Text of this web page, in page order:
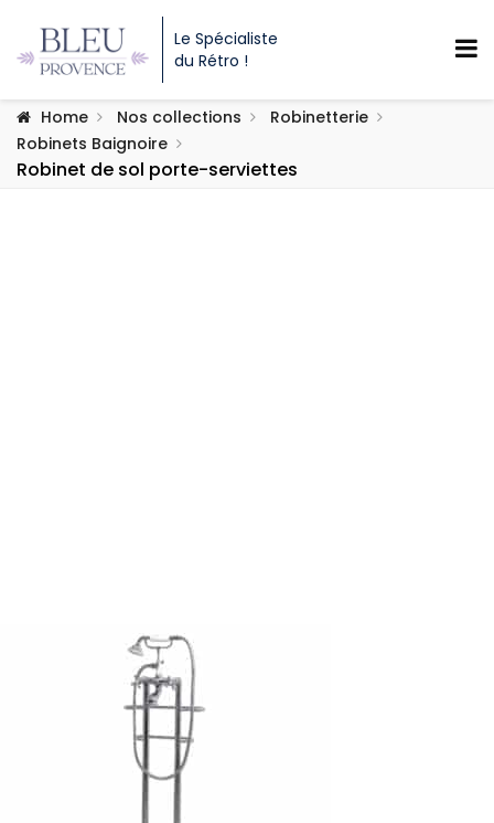
Le Spécialiste
du Rétro !
Home Nos collections
Robinetterie
Robinets Baignoire
Robinet de sol porte-serviettes